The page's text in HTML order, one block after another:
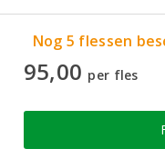
Nog 5 flessen
95,00 per fles